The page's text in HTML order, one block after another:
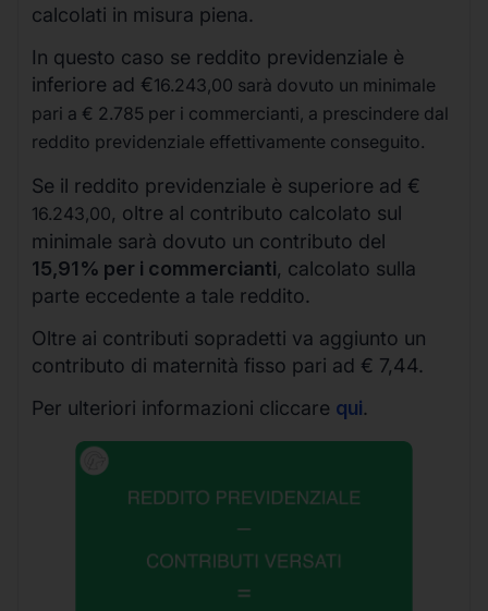
calcolati in misura piena.
In questo caso se reddito previdenziale è
inferiore ad €16.243,00 sarà dovuto un minimale
pari a € 2.785 per i commercianti, a prescindere dal
reddito previdenziale effettivamente conseguito.
Se il reddito previdenziale è superiore ad €
16.243,00, oltre al contributo calcolato sul
minimale sarà dovuto un contributo del
15,91% per i commercianti, calcolato sulla
parte eccedente a tale reddito.
Oltre ai contributi sopradetti va aggiunto un
contributo di maternità fisso pari ad € 7,44.
Per ulteriori informazioni cliccare qui.